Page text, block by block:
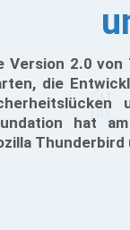
Version 2.0
die
hat